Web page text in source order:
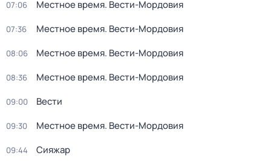
07:06 Местное время. Вести-Мордовия
07:36 Местное время. Вести-Мордовия
08:06 Местное время. Вести-Мордовия
08:36 Местное время. Вести-Мордовия
09:00 Вести
09:30 Местное время. Вести-Мордовия
09:44 Сияжар